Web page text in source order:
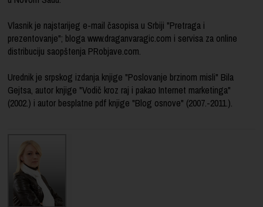
Vlasnik je najstarijeg e-mail časopisa u Srbiji "Pretraga i
prezentovanje"; bloga www.draganvaragic.com i servisa za online
distribuciju saopštenja PRobjave.com.
Urednik je srpskog izdanja knjige "Poslovanje brzinom misli" Bila
Gejtsa, autor knjige "Vodič kroz raj i pakao Internet marketinga"
(2002.) i autor besplatne pdf knjige "Blog osnove" (2007.-2011.).